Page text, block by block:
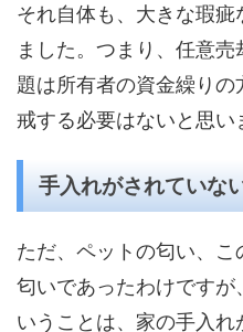
それ自体も、大きな瑕
ました。つまり、任意
題は所有者の資金繰り
戒する必要はないと思い
手入れがされていな
ただ、ペットの匂い、
匂いであったわけですが
いうことは、家の手入